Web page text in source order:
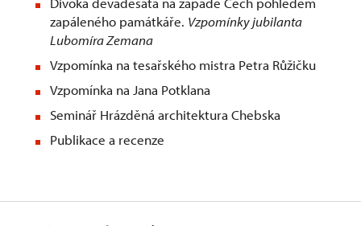
zapáleného památkáře. Vzpomínky jubilanta
Lubomíra Zemana
Vzpomínka na tesařského mistra Petra Růžičku
Vzpomínka na Jana Potklana
Seminář Hrázděná architektura Chebska
Publikace a recenze